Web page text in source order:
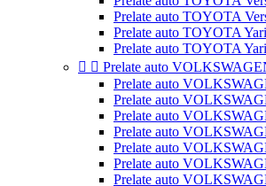
Prelate auto TOYOTA
Prelate auto TOYOTA
Prelate auto TOYOTA
  Prelate auto
Prelate auto
Prelate auto
Prelate auto
Prelate auto
Prelate auto
Prelate auto
Prelate auto